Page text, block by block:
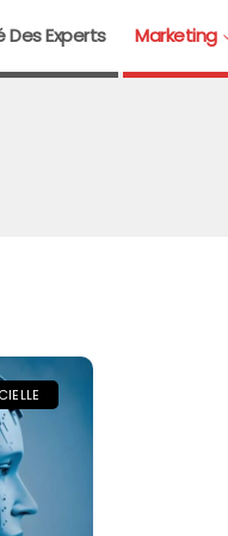
Des Experts Marketing